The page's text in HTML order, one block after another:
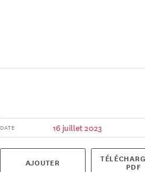
DATE 16 juillet 2023
AJOUTER PDF